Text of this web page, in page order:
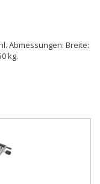
Abmessungen: Breite:
kg.